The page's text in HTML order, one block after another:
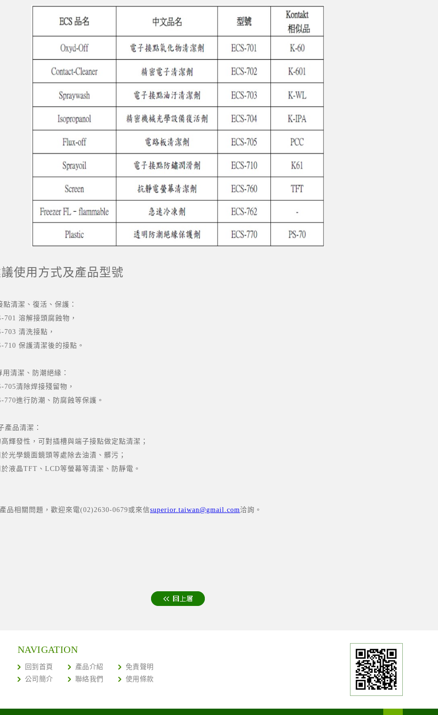
使用方式及產品型號
清潔、復活、保護：
701 溶解接頭腐蝕物，
703 清洗接點，
710 保護清潔後的接點。
用清潔、防潮絕緣：
705清除焊接殘留物，
770進行防潮、防腐蝕等保護。
產品清潔：
高輝發性，可對插槽與端子接點做定點清潔；
於光學鏡面鏡頭等處除去油漬、髒污；
於液晶TFT、LCD等螢幕等清潔、防靜電。
品相關問題，歡迎來電(02)2630-0679或來信superior.taiwan@gmail.com洽詢。
NAVIGATION
回到首頁 產品介紹
免責聲明
公司簡介
聯絡我們 使用條款